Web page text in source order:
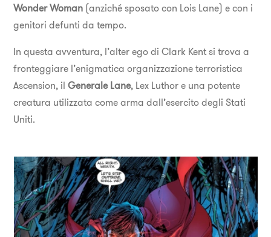
Wonder Woman (anziché sposato con Lois Lane) e con i
genitori defunti da tempo.
In questa avventura, l’alter ego di Clark Kent si trova a
fronteggiare l’enigmatica organizzazione terroristica
Ascension, ilGenerale Lane, Lex Luthor e una potente
creatura utilizzata come arma dall’esercito degli Stati
Uniti.